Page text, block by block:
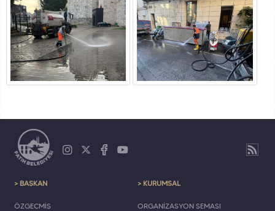
> BAŞKAN
ÖZGEÇMİŞ
> KURUMSAL
ORGANİZASYON ŞEMASI